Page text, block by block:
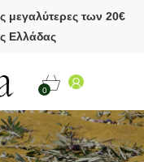
μεγαλύτερες των 20€
Ελλάδας
0